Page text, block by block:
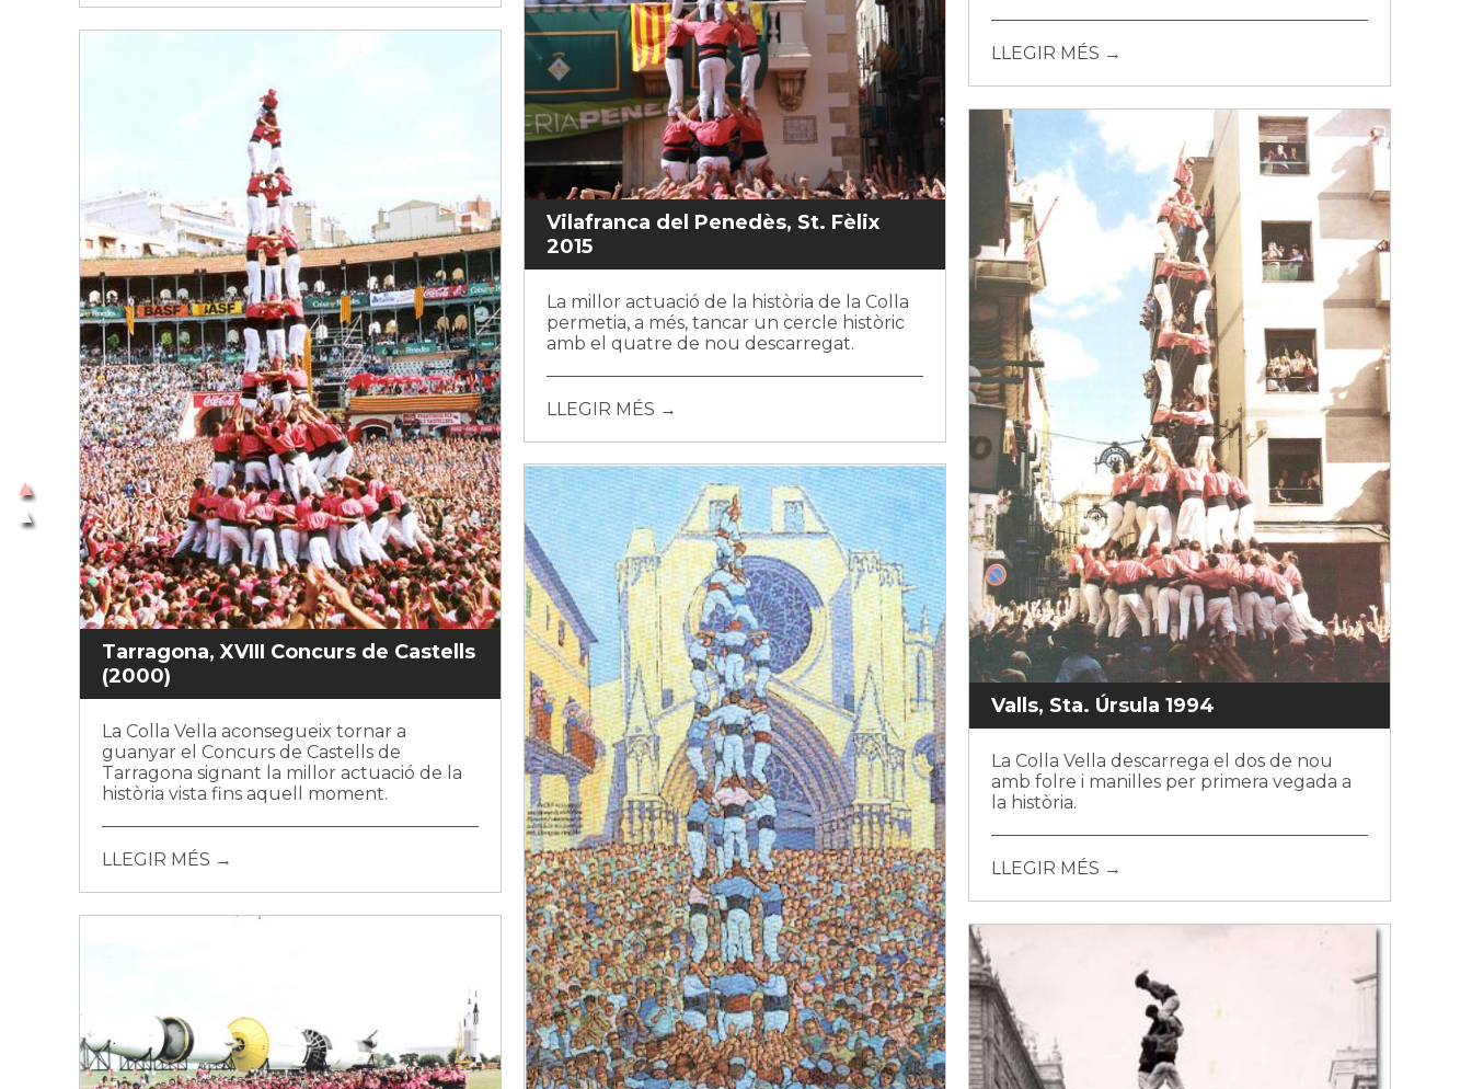
Vilafranca del Penedès, St. Fèlix
2015
La millor actuació de la història de la Colla
permetia, a més, tancar un cercle històric
amb el quatre de nou descarregat.
LLEGIR MÉS →
LLEGIR MÉS →
Tarragona, XVIII Concurs de Castells
(2000)
La Colla Vella aconsegueix tornar a
guanyar el Concurs de Castells de
Tarragona signant la millor actuació de la
història vista fins aquell moment.
LLEGIR MÉS →
Valls, Sta. Úrsula 1994
La Colla Vella descarrega el dos de nou
amb folre i manilles per primera vegada a
la història.
LLEGIR MÉS →